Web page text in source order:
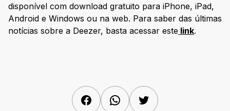
disponível com download gratuito para iPhone, iPad,
Android e Windows ou na web. Para saber das últimas
notícias sobre a Deezer, basta acessar este link.
FacebookWhatsAppTwitter